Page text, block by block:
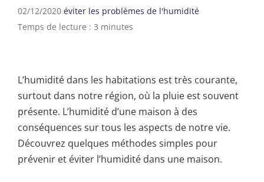
02/12/2020 éviter les problèmes de l'humidité
Temps de lecture : 3 minutes
L’humidité dans les habitations est très courante,
surtout dans notre région, où la pluie est souvent
présente. L’humidité d’une maison à des
conséquences sur tous les aspects de notre vie.
Découvrez quelques méthodes simples pour
prévenir et éviter l’humidité dans une maison.